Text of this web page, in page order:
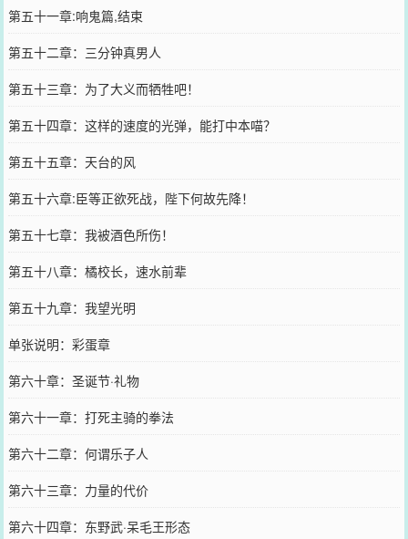
第五十一章:响鬼篇,结束
第五十二章：三分钟真男人
第五十三章：为了大义而牺牲吧！
第五十四章：这样的速度的光弹，能打中本喵？
第五十五章：天台的风
第五十六章:臣等正欲死战，陛下何故先降！
第五十七章：我被酒色所伤！
第五十八章：橘校长，速水前辈
第五十九章：我望光明
单张说明：彩蛋章
第六十章：圣诞节·礼物
第六十一章：打死主骑的拳法
第六十二章：何谓乐子人
第六十三章：力量的代价
第六十四章：东野武·呆毛王形态